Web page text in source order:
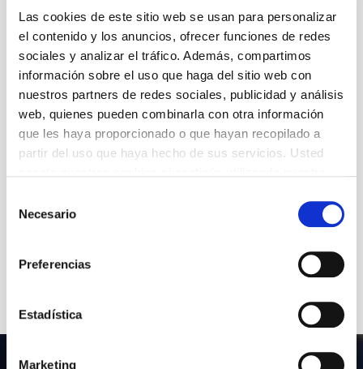
Las cookies de este sitio web se usan para personalizar
el contenido y los anuncios, ofrecer funciones de redes
sociales y analizar el tráfico. Además, compartimos
información sobre el uso que haga del sitio web con
nuestros partners de redes sociales, publicidad y análisis
web, quienes pueden combinarla con otra información
que les haya proporcionado o que hayan recopilado a
partir del uso que haya hecho de sus servicios. Usted
Necesario
Preferencias
Estadística
Marketing
Dancing at Lughnasa, examina enTranlationslas
consecuencias de esta situación en las vidas de
una pequeña comunidad en crisis, a través de la
historia de amor entre Yoland, el soldado inglés, y
Máire, una mujer irlandesa.
Autoría
Brian Friel